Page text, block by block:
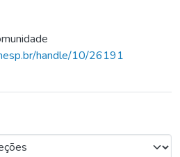
Estatísticas
handle/10/26191